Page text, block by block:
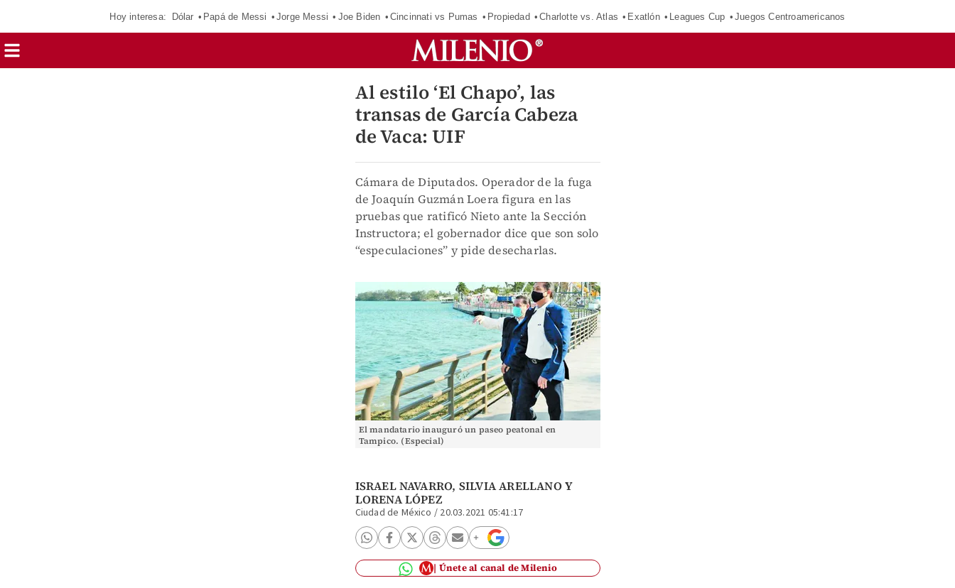
Hoy interesa: Dólar Papá de Messi Jorge Messi Joe Biden Cincinnati vs Pumas Propiedad Charlotte vs. Atlas Exatlón Leagues Cup Juegos Centroamericanos
Al estilo ‘El Chapo’, las
transas de García Cabeza
de Vaca: UIF
Cámara de Diputados. Operador de la fuga
de Joaquín Guzmán Loera figura en las
pruebas que ratificó Nieto ante la Sección
Instructora; el gobernador dice que son solo
“especulaciones” y pide desecharlas.
El mandatario inauguró un paseo peatonal en
Tampico. (Especial)
ISRAEL NAVARRO, SILVIA ARELLANO Y
LORENA LÓPEZ
Ciudad de México / 20.03.2021 05:41:17
Únete al canal de Milenio